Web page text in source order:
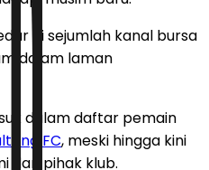
di sejumlah kanal bursa
dalam laman
dalam daftar pemain
FC, meski hingga kini
dari pihak klub.